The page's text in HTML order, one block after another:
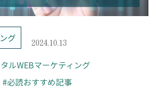
制作
グ
2024.10.13
ルWEBマーケティング
#必読おすすめ記事